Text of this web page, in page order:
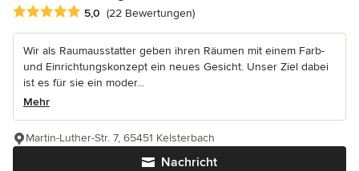
Durchschnittliche Bewertung: 5 von 5 Sternen
5,0 (22 Bewertungen)
Wir als Raumausstatter geben ihren Räumen mit einem Farb-
und Einrichtungskonzept ein neues Gesicht. Unser Ziel dabei
ist es für sie ein moder...
Mehr
Nachricht
Martin-Luther-Str. 7, 65451 Kelsterbach